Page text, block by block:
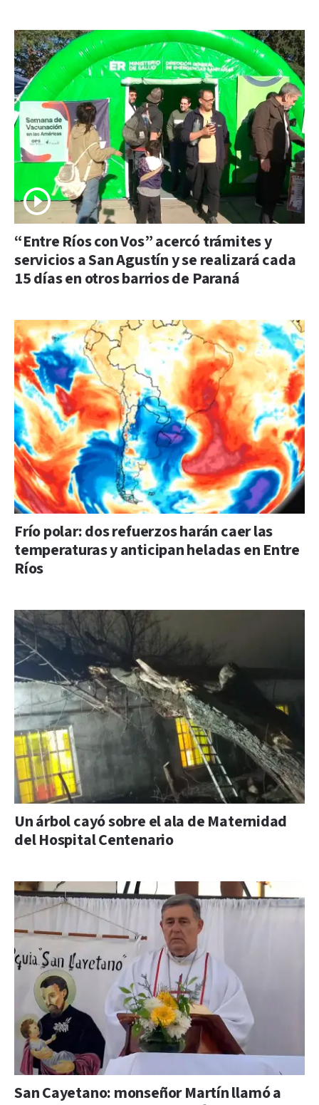
“Entre Ríos con Vos” acercó trámites y
servicios a San Agustín y se realizará cada
15 días en otros barrios de Paraná
Frío polar: dos refuerzos harán caer las
temperaturas y anticipan heladas en Entre
Ríos
Un árbol cayó sobre el ala de Maternidad
del Hospital Centenario
San Cayetano: monseñor Martín llamó a